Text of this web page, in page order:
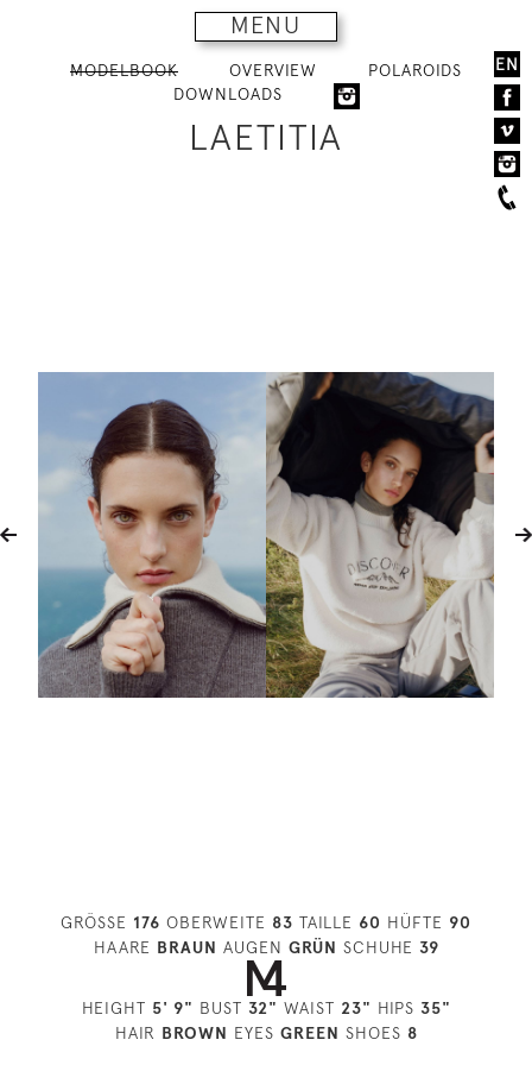
MENU
EN
MODELBOOK OVERVIEW
POLAROIDS
DOWNLOADS
LAETITIA
GRÖSSE 176 OBERWEITE 83 TAILLE 60 HÜFTE 90
HAARE BRAUN AUGEN GRÜN SCHUHE 39
HEIGHT 5' 9" BUST 32" WAIST 23" HIPS 35"
HAIR BROWN EYES GREEN SHOES 8